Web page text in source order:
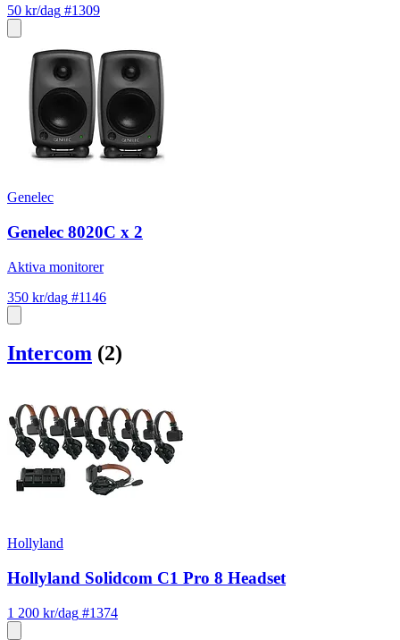
50 kr/dag #1309
Genelec
Genelec 8020C x 2
Aktiva monitorer
350 kr/dag #1146
Intercom (2)
Hollyland
Hollyland Solidcom C1 Pro 8 Headset
1 200 kr/dag #1374